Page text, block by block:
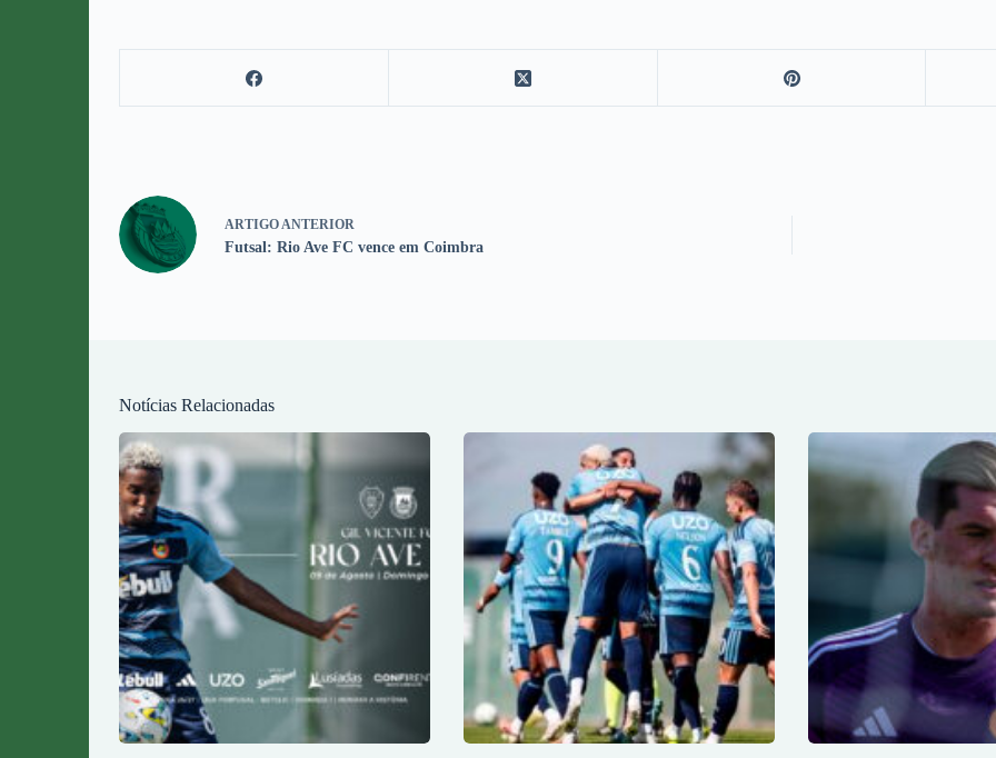
ARTIGOANTERIOR
Futsal: Rio Ave FC vence em Coimbra
Notícias Relacionadas